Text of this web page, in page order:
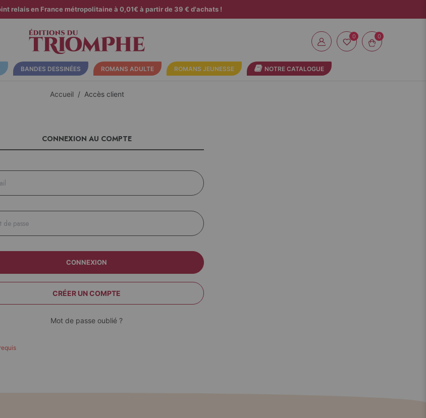
relais en France métropolitaine à 0,01€ à partir de 39 € d'achats !
0
BANDES DESSINÉES ROMANS ADULTE ROMANS JEUNESSE NOTRE CATALOGUE
Accueil Accès client
CONNEXION AU COMPTE
CONNEXION
CRÉER UN COMPTE
Mot de passe oublié ?